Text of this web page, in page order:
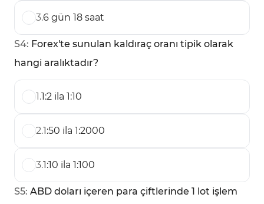
3.6 gün 18 saat
S4: Forex'te sunulan kaldıraç oranı tipik olarak
hangi aralıktadır?
1.1:2 ila 1:10
2.1:50 ila 1:2000
3.1:10 ila 1:100
S5: ABD doları içeren para çiftlerinde 1 lot işlem